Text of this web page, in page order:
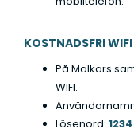
KOSTNADSFRI WIFI
På Malkars
WIFI.
Lösenord: